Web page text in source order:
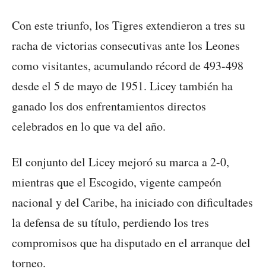
Con este triunfo, los Tigres extendieron a tres su
racha de victorias consecutivas ante los Leones
como visitantes, acumulando récord de 493-498
desde el 5 de mayo de 1951. Licey también ha
ganado los dos enfrentamientos directos
celebrados en lo que va del año.
El conjunto del Licey mejoró su marca a 2-0,
mientras que el Escogido, vigente campeón
nacional y del Caribe, ha iniciado con dificultades
la defensa de su título, perdiendo los tres
compromisos que ha disputado en el arranque del
torneo.